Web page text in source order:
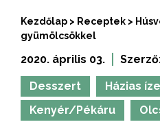
Kezdőlap > Receptek >
gyümölcsökkel
2020. április 03.
Desszert Házias
Kenyér/Pékáru